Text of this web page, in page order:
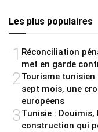
Les plus populaires
1 Réconciliation
met en garde
2Tourisme tunisien
sept mois, une
européens
3Tunisie : Douimis,
construction qui